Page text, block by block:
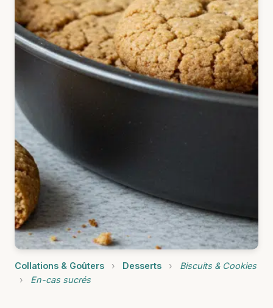
Collations & Goûters › Desserts ›
Biscuits & Cookies
›
En-cas sucrés